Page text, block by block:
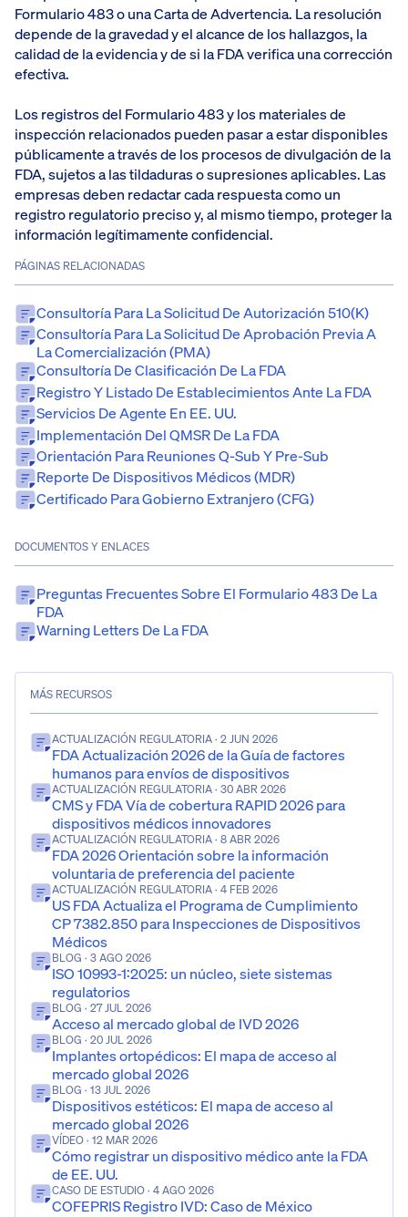
Formulario 483 o una Carta de Advertencia. La resolución
depende de la gravedad y el alcance de los hallazgos, la
calidad de la evidencia y de si la FDA verifica una corrección
efectiva.
Los registros del Formulario 483 y los materiales de
inspección relacionados pueden pasar a estar disponibles
públicamente a través de los procesos de divulgación de la
FDA, sujetos a las tildaduras o supresiones aplicables. Las
empresas deben redactar cada respuesta como un
registro regulatorio preciso y, al mismo tiempo, proteger la
información legítimamente confidencial.
PÁGINAS RELACIONADAS
Consultoría Para La Solicitud De Autorización 510(k)
Consultoría Para La Solicitud De Aprobación Previa A
La Comercialización (PMA)
Consultoría De Clasificación De La FDA
Registro Y Listado De Establecimientos Ante La FDA
Servicios De Agente En EE. UU.
Implementación Del QMSR De La FDA
Orientación Para Reuniones Q-Sub Y Pre-Sub
Reporte De Dispositivos Médicos (MDR)
Certificado Para Gobierno Extranjero (CFG)
DOCUMENTOS Y ENLACES
Preguntas Frecuentes Sobre El Formulario 483 De La
FDA
Warning Letters De La FDA
MÁS RECURSOS
ACTUALIZACIÓN REGULATORIA · 2 JUN 2026
FDA Actualización 2026 de la Guía de factores
humanos para envíos de dispositivos
ACTUALIZACIÓN REGULATORIA · 30 ABR 2026
CMS y FDA Vía de cobertura RAPID 2026 para
dispositivos médicos innovadores
ACTUALIZACIÓN REGULATORIA · 8 ABR 2026
FDA 2026 Orientación sobre la información
voluntaria de preferencia del paciente
ACTUALIZACIÓN REGULATORIA · 4 FEB 2026
US FDA Actualiza el Programa de Cumplimiento
CP 7382.850 para Inspecciones de Dispositivos
Médicos
BLOG · 3 AGO 2026
ISO 10993-1:2025: un núcleo, siete sistemas
regulatorios
BLOG · 27 JUL 2026
Acceso al mercado global de IVD 2026
BLOG · 20 JUL 2026
Implantes ortopédicos: El mapa de acceso al
mercado global 2026
BLOG · 13 JUL 2026
Dispositivos estéticos: El mapa de acceso al
mercado global 2026
VÍDEO · 12 MAR 2026
Cómo registrar un dispositivo médico ante la FDA
de EE. UU.
CASO DE ESTUDIO · 4 AGO 2026
COFEPRIS Registro IVD: Caso de México